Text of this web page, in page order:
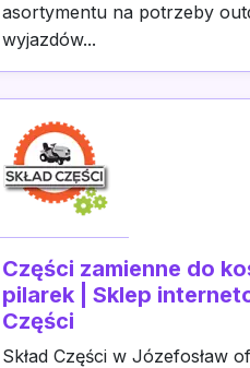
asortymentu na potrzeby
wyjazdów...
Części zamienne do
pilarek | Sklep
Części
Skład Części w Józefosław